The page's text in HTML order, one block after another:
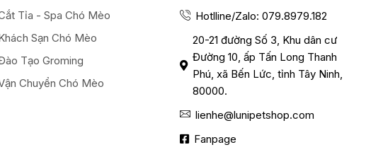
Tỉa - Spa Chó Mèo
Sạn Chó Mèo
Tạo Groming
Chuyển Chó Mèo
Hotlline/Zalo: 079.8979.182
20-21 đường Số 3, Khu dân cư
Đường 10, ấp Tấn Long Thanh
Phú, xã Bến Lức, tỉnh Tây Ninh,
80000.
lienhe@lunipetshop.com
Fanpage